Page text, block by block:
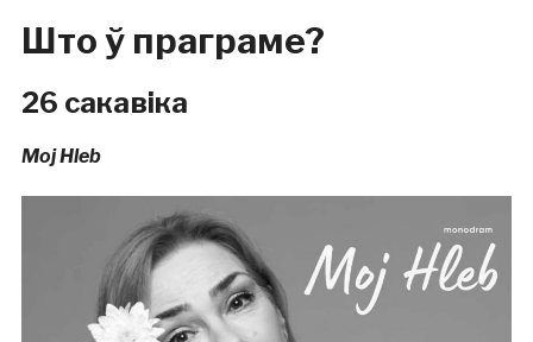
Што ў праграме?
26 сакавіка
Moj Hleb